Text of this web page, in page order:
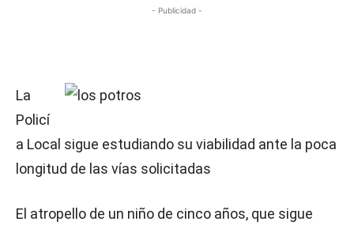
- Publicidad -
La
Policí
a Local sigue estudiando su viabilidad ante la poca
longitud de las vías solicitadas
El atropello de un niño de cinco años, que sigue